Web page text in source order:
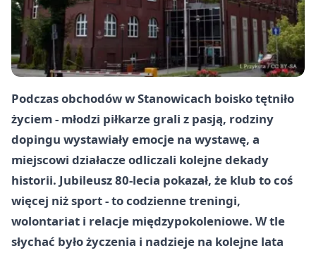
Podczas obchodów w Stanowicach boisko tętniło
życiem - młodzi piłkarze grali z pasją, rodziny
dopingu wystawiały emocje na wystawę, a
miejscowi działacze odliczali kolejne dekady
historii. Jubileusz 80-lecia pokazał, że klub to coś
więcej niż sport - to codzienne treningi,
wolontariat i relacje międzypokoleniowe. W tle
słychać było życzenia i nadzieje na kolejne lata